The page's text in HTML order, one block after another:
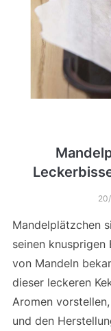
Mandelplätzchen
seinen knusprigen
von Mandeln
dieser leckeren
Aromen
und den